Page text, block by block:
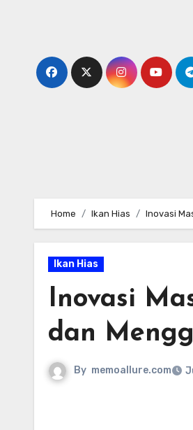
Home Ikan Hias Inovasi
Ikan Hias
Inovasi
dan
By memoallure.com